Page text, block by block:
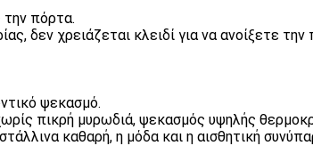
την πόρτα.
δεν χρειάζεται κλειδί για να ανοίξετε την
ψεκασμό.
πικρή μυρωδιά, ψεκασμός υψηλής
καθαρή, η μόδα και η αισθητική